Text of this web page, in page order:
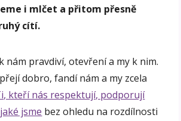
i mlčet a přitom přesně
cítí.
nám pravdiví, otevření a my k nim.
dobro, fandí nám a my zcela
kteří nás respektují, podporují
jsme bez ohledu na rozdílnosti